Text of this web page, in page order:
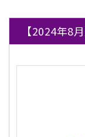
【2024年8